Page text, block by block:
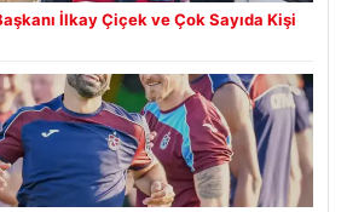
İlkay Çiçek ve Çok Sayıda Kişi